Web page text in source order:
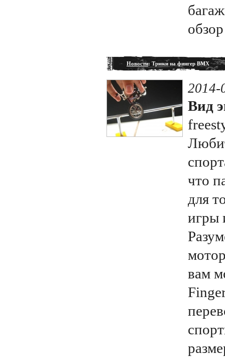
Новости: Трюки на фингер BMX
2014-
Вид
что
для
игры
вам